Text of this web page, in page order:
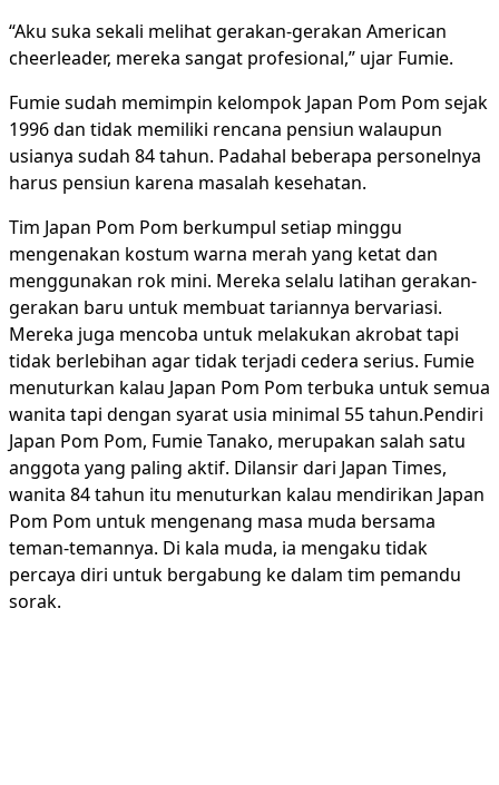
“Aku suka sekali melihat gerakan-gerakan American
cheerleader, mereka sangat profesional,” ujar Fumie.
Fumie sudah memimpin kelompok Japan Pom Pom sejak
1996 dan tidak memiliki rencana pensiun walaupun
usianya sudah 84 tahun. Padahal beberapa personelnya
harus pensiun karena masalah kesehatan.
Tim Japan Pom Pom berkumpul setiap minggu
mengenakan kostum warna merah yang ketat dan
menggunakan rok mini. Mereka selalu latihan gerakan-
gerakan baru untuk membuat tariannya bervariasi.
Mereka juga mencoba untuk melakukan akrobat tapi
tidak berlebihan agar tidak terjadi cedera serius. Fumie
menuturkan kalau Japan Pom Pom terbuka untuk semua
wanita tapi dengan syarat usia minimal 55 tahun.Pendiri
Japan Pom Pom, Fumie Tanako, merupakan salah satu
anggota yang paling aktif. Dilansir dari Japan Times,
wanita 84 tahun itu menuturkan kalau mendirikan Japan
Pom Pom untuk mengenang masa muda bersama
teman-temannya. Di kala muda, ia mengaku tidak
percaya diri untuk bergabung ke dalam tim pemandu
sorak.